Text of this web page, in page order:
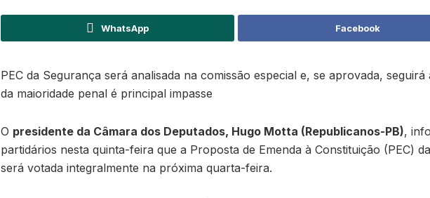
WhatsApp Facebook
PEC da Segurança será analisada na comissão especial e, se aprovada,
da maioridade penal é principal impasse
O presidente da Câmara dos Deputados, Hugo Motta (Republicanos-PB),
partidários nesta quinta-feira que a Proposta de Emenda à Constituição (PEC)
será votada integralmente na próxima quarta-feira.